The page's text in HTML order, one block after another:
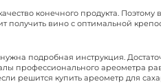
конечного продукта.
получить вино с оптимальной
подробная инструкция.
профессионального ареометра
решится купить ареометр для